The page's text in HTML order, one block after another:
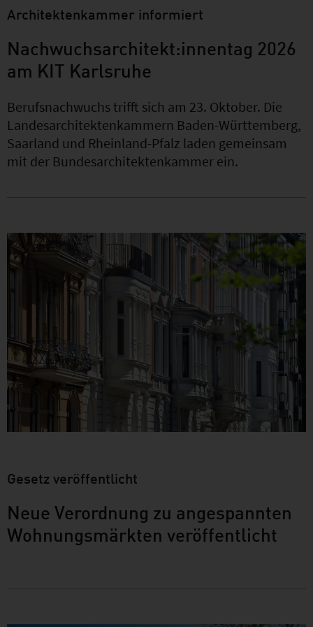
Architektenkammer informiert
Nachwuchsarchitekt:innentag 2026
am KIT Karlsruhe
Berufsnachwuchs trifft sich am 23. Oktober. Die
Landesarchitektenkammern Baden-Württemberg,
Saarland und Rheinland-Pfalz laden gemeinsam
mit der Bundesarchitektenkammer ein.
Gesetz veröffentlicht
Neue Verordnung zu angespannten
Wohnungsmärkten veröffentlicht